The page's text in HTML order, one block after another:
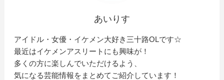
あいりす
アイドル・女優・イケメン大好き三十路OLです☆
最近はイケメンアスリートにも興味が！
多くの方に楽しんでいただけるよう、
気になる芸能情報をまとめてご紹介しています！